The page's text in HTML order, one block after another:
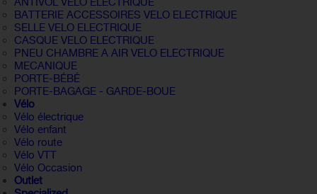
BATTERIE ACCESSOIRES VELO ELECTRIQUE
SELLE VELO ELECTRIQUE
CASQUE VELO ELECTRIQUE
PNEU CHAMBRE A AIR VELO ELECTRIQUE
MECANIQUE
PORTE-BÉBÉ
PORTE-BAGAGE - GARDE-BOUE
Vélo
Vélo électrique
Vélo enfant
Vélo route
Vélo VTT
Vélo Occasion
Outlet